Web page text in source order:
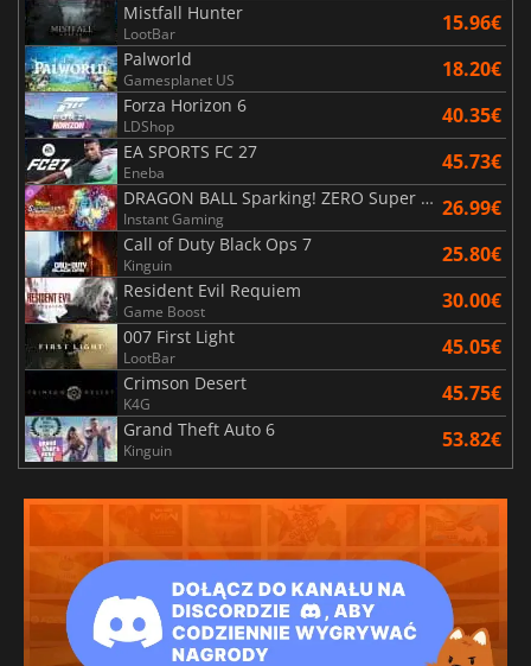
Mistfall Hunter
LootBar 15.96€
Palworld
Gamesplanet US 18.20€
Forza Horizon 6
LDShop 40.35€
EA SPORTS FC 27
Eneba 45.73€
DRAGON BALL Sparking! ZERO Super Limit Breaking NEO
Instant Gaming 26.99€
Call of Duty Black Ops 7
Kinguin 25.80€
Resident Evil Requiem
Game Boost 30.00€
007 First Light
LootBar 45.05€
Crimson Desert
K4G 45.75€
Grand Theft Auto 6
Kinguin 53.82€